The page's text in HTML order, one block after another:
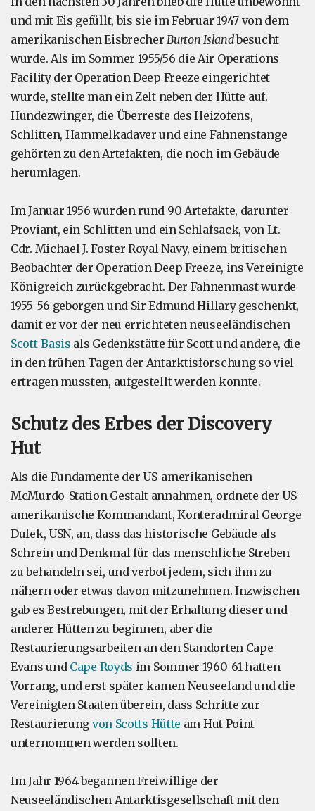
und mit Eis gefüllt, bis sie im Februar 1947 von dem
amerikanischen EisbrecherBurton Islandbesucht
wurde. Als im Sommer 1955/56 die Air Operations
Facility der Operation Deep Freeze eingerichtet
wurde, stellte man ein Zelt neben der Hütte auf.
Hundezwinger, die Überreste des Heizofens,
Schlitten, Hammelkadaver und eine Fahnenstange
gehörten zu den Artefakten, die noch im Gebäude
herumlagen.
Im Januar 1956 wurden rund 90 Artefakte, darunter
Proviant, ein Schlitten und ein Schlafsack, von Lt.
Cdr. Michael J. Foster Royal Navy, einem britischen
Beobachter der Operation Deep Freeze, ins Vereinigte
Königreich zurückgebracht. Der Fahnenmast wurde
1955-56 geborgen und Sir Edmund Hillary geschenkt,
damit er vor der neu errichteten neuseeländischen
Scott-Basis als Gedenkstätte für Scott und andere, die
in den frühen Tagen der Antarktisforschung so viel
ertragen mussten, aufgestellt werden konnte.
Schutz des Erbes der Discovery
Hut
Als die Fundamente der US-amerikanischen
McMurdo-Station Gestalt annahmen, ordnete der US-
amerikanische Kommandant, Konteradmiral George
Dufek, USN, an, dass das historische Gebäude als
Schrein und Denkmal für das menschliche Streben
zu behandeln sei, und verbot jedem, sich ihm zu
nähern oder etwas davon mitzunehmen. Inzwischen
gab es Bestrebungen, mit der Erhaltung dieser und
anderer Hütten zu beginnen, aber die
Restaurierungsarbeiten an den Standorten Cape
Evans und Cape Royds im Sommer 1960-61 hatten
Vorrang, und erst später kamen Neuseeland und die
Vereinigten Staaten überein, dass Schritte zur
Restaurierung von Scotts Hütte am Hut Point
unternommen werden sollten.
Im Jahr 1964 begannen Freiwillige der
Neuseeländischen Antarktisgesellschaft mit den